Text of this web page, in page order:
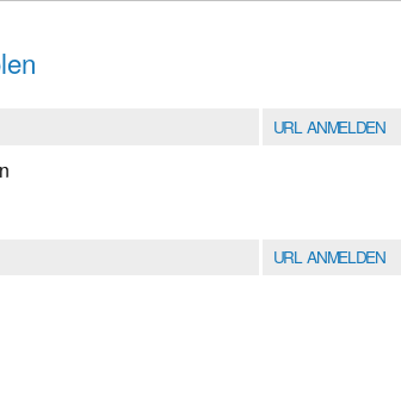
URL ANMELDEN
URL ANMELDEN